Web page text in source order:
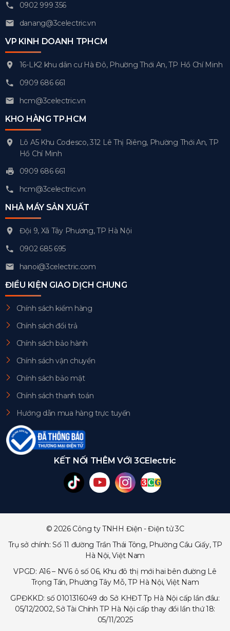
0902 999 356
danang@3celectric.vn
VP KINH DOANH TPHCM
16-LK2 khu dân cư Hà Đô, Phường Thới An, TP Hồ Chí Minh
0909 686 661
hcm@3celectric.vn
KHO HÀNG TP.HCM
Lô A5 Khu Codesco, 312 Lê Thị Riêng, Phường Thới An, TP
Hồ Chí Minh
0909 686 661
hcm@3celectric.vn
NHÀ MÁY SẢN XUẤT
Đội 9, Xã Tây Phương, TP Hà Nội
0902 685 695
hanoi@3celectric.com
ĐIỀU KIỆN GIAO DỊCH CHUNG
Chính sách kiểm hàng
Chính sách đổi trả
Chính sách bảo hành
Chính sách vận chuyển
Chính sách bảo mật
Chính sách thanh toán
Hướng dẫn mua hàng trực tuyến
KẾT NỐI THÊM VỚI 3CElectric
© 2026 Công ty TNHH Điện - Điện tử 3C
Trụ sở chính: Số 11 đường Trần Thái Tông, Phường Cầu Giấy, TP
Hà Nội, Việt Nam
VPGD: A16 – NV6 ô số 06, Khu đô thị mới hai bên đường Lê
Trọng Tấn, Phường Tây Mỗ, TP Hà Nội, Việt Nam
GPĐKKD: số 0101316049 do Sở KHĐT Tp Hà Nội cấp lần đầu:
05/12/2002, Sở Tài Chính TP Hà Nội cấp thay đổi lần thứ 18:
05/11/2025